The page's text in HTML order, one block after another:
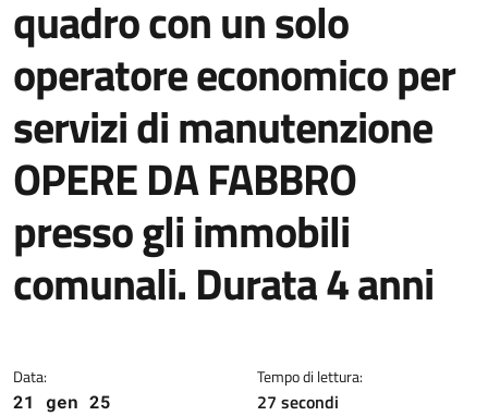
quadro con un solo
operatore economico per
servizi di manutenzione
OPERE DA FABBRO
presso gli immobili
comunali. Durata 4 anni
Data:
21 gen 25
Tempo di lettura:
27 secondi